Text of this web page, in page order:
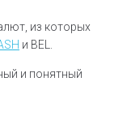
из которых
и BEL.
и понятный